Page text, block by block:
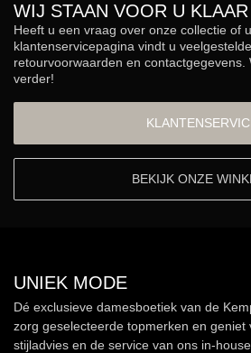
WIJ STAAN VOOR U KLAAR
Heeft u een vraag over onze collectie of
klantenservicepagina vindt u
retourvoorwaarden en contactgegevens.
verder!
BEKIJK ONZE
UNIEK MODE
Dé exclusieve damesboetiek van de
zorg geselecteerde topmerken en geniet
stijladvies en de service van ons in-